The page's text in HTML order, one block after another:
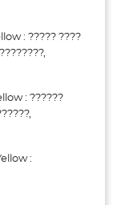
: ????? ????
: ??????
: